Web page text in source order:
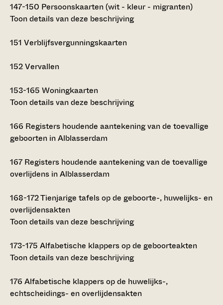
147-150 Persoonskaarten (wit - kleur - migranten)
Toon details van deze beschrijving
151 Verblijfsvergunningskaarten
152Vervallen
153-165 Woningkaarten
Toon details van deze beschrijving
166 Registers houdende aantekening van de toevallige
geboorten in Alblasserdam
167 Registers houdende aantekening van de toevallige
overlijdens in Alblasserdam
168-172Tienjarige tafels op de geboorte-, huwelijks- en
overlijdensakten
Toon details van deze beschrijving
173-175 Alfabetische klappers op de geboorteakten
Toon details van deze beschrijving
176 Alfabetische klappers op de huwelijks-,
echtscheidings- en overlijdensakten